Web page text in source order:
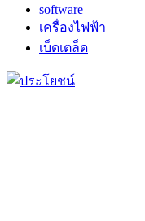
software
เครื่องไฟฟ้า
เบ็ดเตล็ด